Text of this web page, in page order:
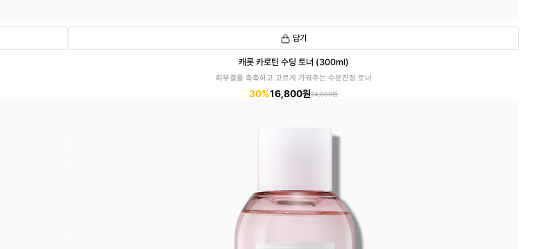
담기
캐롯 카로틴 수딩 토너 (300ml)
피부결을 촉촉하고 고르게 가꿔주는 수분진정 토너
30%16,800원24,000원